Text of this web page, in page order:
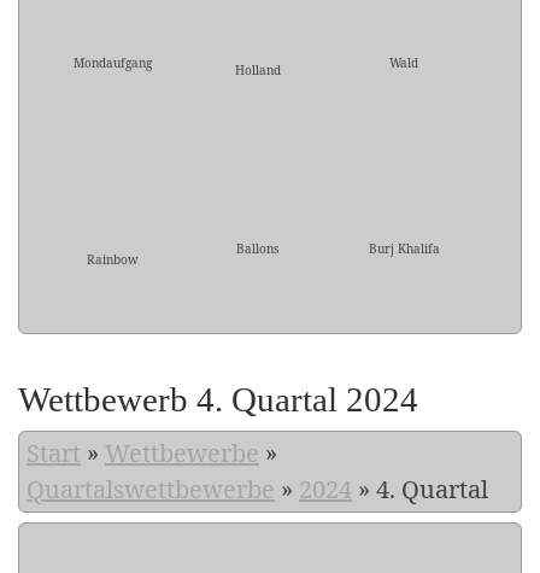
Mondaufgang Holland Wald
Rainbow
Ballons Burj Khalifa
Wettbewerb 4. Quartal 2024
Start » Wettbewerbe »
Quartalswettbewerbe » 2024 » 4. Quartal